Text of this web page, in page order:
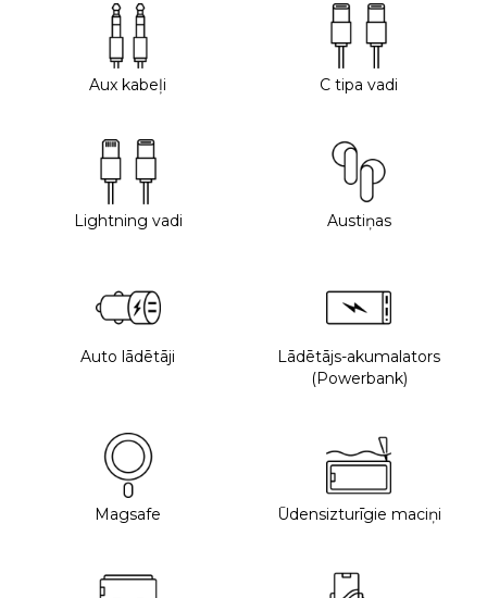
Aux kabeļi C tipa vadi
Lightning vadi Austiņas
Auto lādētāji
Lādētājs-akumalators
(Powerbank)
Magsafe Ūdensizturīgie maciņi